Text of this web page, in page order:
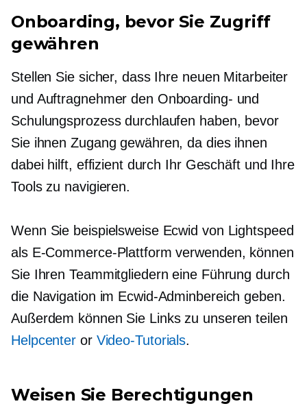
Onboarding, bevor Sie Zugriff
gewähren
Stellen Sie sicher, dass Ihre neuen Mitarbeiter
und Auftragnehmer den Onboarding- und
Schulungsprozess durchlaufen haben, bevor
Sie ihnen Zugang gewähren, da dies ihnen
dabei hilft, effizient durch Ihr Geschäft und Ihre
Tools zu navigieren.
Wenn Sie beispielsweise Ecwid von Lightspeed
als E-Commerce-Plattform verwenden, können
Sie Ihren Teammitgliedern eine Führung durch
die Navigation im Ecwid-Adminbereich geben.
Außerdem können Sie Links zu unseren teilen
Helpcenter or Video-Tutorials.
Weisen Sie Berechtigungen